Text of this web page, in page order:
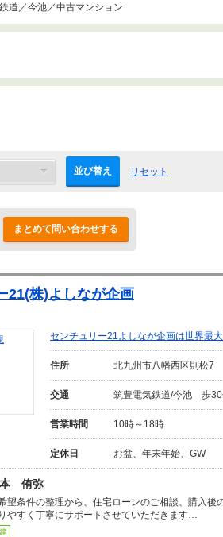
道／今池／中古マンション
並び替え リセット
まとめて問い合わせする
21(株)よしなが企画
センチュリー21よしなが企画は世界最
住所 北九州市八幡西区則松7
交通 筑豊電気鉄道/今池 歩
営業時間 10時～18時
定休日 お盆、年末年始、GW
侑弥
望条件の整理から、住宅ローンのご相談、購入後
やすく丁寧にサポートさせていただきます…